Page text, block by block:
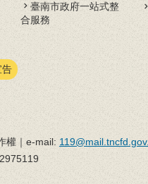
臺南市政府一站式整
合服務
告
權｜e-mail: